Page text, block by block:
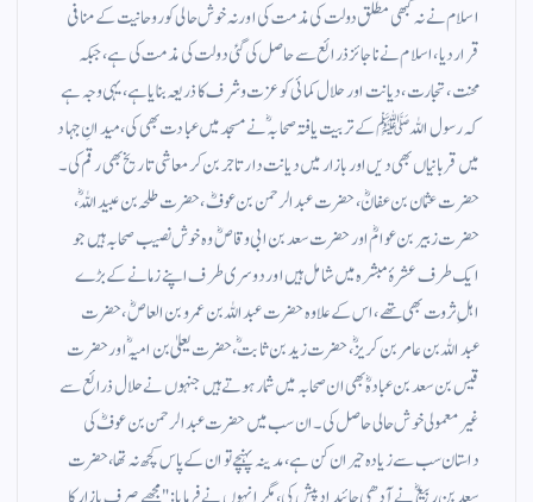
اسلام نے نہ کبھی مطلق دولت کی مذمت کی اور نہ خوش حالی کو روحانیت کے منافی
قرار دیا، اسلام نے ناجائز ذرائع سے حاصل کی گئی دولت کی مذمت کی ہے، جبکہ
محنت، تجارت، دیانت اور حلال کمائی کو عزت وشرف کا ذریعہ بنایا ہے، یہی وجہ ہے
کہ رسول اللہ ﷺ کے تربیت یافتہ صحابہؓ نے مسجد میں عبادت بھی کی، میدانِ جہاد
میں قربانیاں بھی دیں اور بازار میں دیانت دار تاجر بن کر معاشی تاریخ بھی رقم کی۔
حضرت عثمان بن عفانؓ، حضرت عبدالرحمن بن عوفؓ، حضرت طلحہ بن عبیداللہؓ،
حضرت زبیر بن عوامؓ اور حضرت سعد بن ابی وقاصؓ وہ خوش نصیب صحابہ ہیں جو
ایک طرف عشرۂ مبشرہ میں شامل ہیں اور دوسری طرف اپنے زمانے کے بڑے
اہلِ ثروت بھی تھے، اس کے علاوہ حضرت عبداللہ بن عمرو بن العاصؓ، حضرت
عبداللہ بن عامر بن کریزؓ، حضرت زید بن ثابتؓ، حضرت یعلیٰ بن امیہؓ اور حضرت
قیس بن سعد بن عبادہؓ بھی ان صحابہ میں شمار ہوتے ہیں جنہوں نے حلال ذرائع سے
غیر معمولی خوش حالی حاصل کی۔ ان سب میں حضرت عبدالرحمن بن عوفؓ کی
داستان سب سے زیادہ حیران کن ہے، مدینہ پہنچے تو ان کے پاس کچھ نہ تھا، حضرت